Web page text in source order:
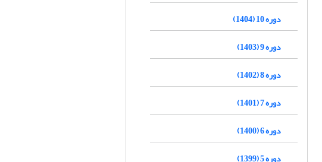
دوره 10 (1404)
دوره 9 (1403)
دوره 8 (1402)
دوره 7 (1401)
دوره 6 (1400)
دوره 5 (1399)